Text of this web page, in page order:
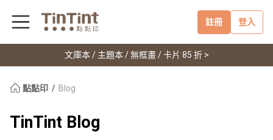
註冊 登入
文庫本 / 主題本 / 無框畫 / 卡片 85 折 >
點點印 Blog
TinTint Blog